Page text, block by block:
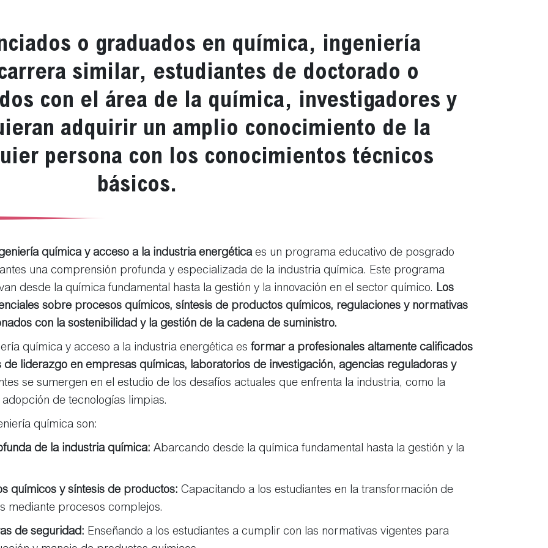
o graduados en química, ingeniería
similar, estudiantes de doctorado o
con el área de la química, investigadores y
adquirir un amplio conocimiento de la
persona con los conocimientos técnicos
básicos.
química y acceso a la industria energética es un programa educativo de posgrado
una comprensión profunda y especializada de la industria química. Este programa
desde la química fundamental hasta la gestión y la innovación en el sector químico. Los
sobre procesos químicos, síntesis de productos químicos, regulaciones y normativas
con la sostenibilidad y la gestión de la cadena de suministro.
química y acceso a la industria energética es formar a profesionales altamente calificados
liderazgo en empresas químicas, laboratorios de investigación, agencias reguladoras y
se sumergen en el estudio de los desafíos actuales que enfrenta la industria, como la
de tecnologías limpias.
química son:
de la industria química: Abarcando desde la química fundamental hasta la gestión y la
químicos y síntesis de productos: Capacitando a los estudiantes en la transformación de
mediante procesos complejos.
de seguridad: Enseñando a los estudiantes a cumplir con las normativas vigentes para